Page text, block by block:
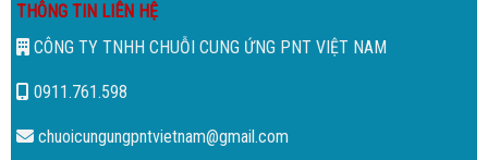
THÔNG TIN LIÊN HỆ
CÔNG TY TNHH CHUỖI CUNG ỨNG PNT VIỆT NAM
0911.761.598
chuoicungungpntvietnam@gmail.com